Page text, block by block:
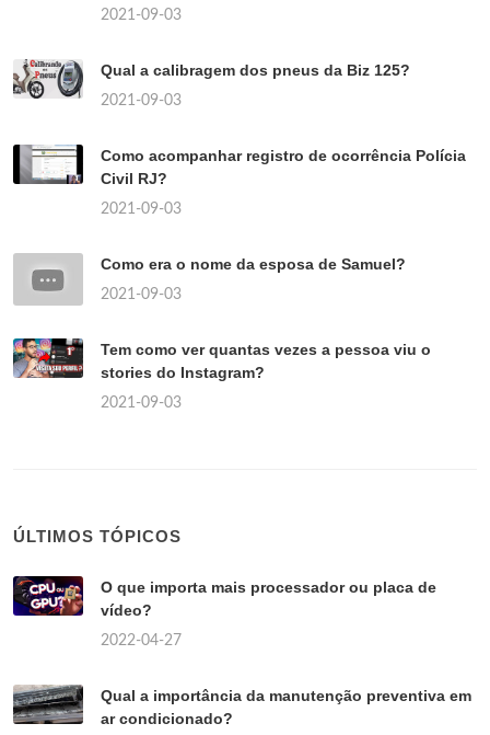
2021-09-03
Qual a calibragem dos pneus da Biz 125?
2021-09-03
Como acompanhar registro de ocorrência Polícia
Civil RJ?
2021-09-03
Como era o nome da esposa de Samuel?
2021-09-03
Tem como ver quantas vezes a pessoa viu o
stories do Instagram?
2021-09-03
ÚLTIMOS TÓPICOS
O que importa mais processador ou placa de
vídeo?
2022-04-27
Qual a importância da manutenção preventiva em
ar condicionado?